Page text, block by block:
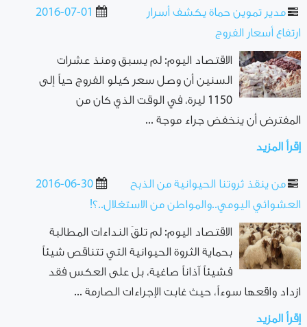
2016-07-01
مدير تموين حماة يكشف أسرار
ارتفاع أسعار الفروج
الاقتصاد اليوم: لم يسبق ومنذ عشرات
السنين أن وصل سعر كيلو الفروج حياً إلى
1150 ليرة، في الوقت الذي كان من
المفترض أن ينخفض جراء موجة ...
إقرأ المزيد
2016-06-30
من ينقذ ثروتنا الحيوانية من الذبح
العشوائي اليومي..والمواطن من الاستغلال..؟!
الاقتصاد اليوم: لم تلقَ النداءات المطالبة
بحماية الثروة الحيوانية التي تتناقص شيئاً
فشيئاً آذاناً صاغية، بل على العكس فقد
ازداد واقعها سوءاً، حيث غابت الإجراءات الصارمة ...
إقرأ المزيد